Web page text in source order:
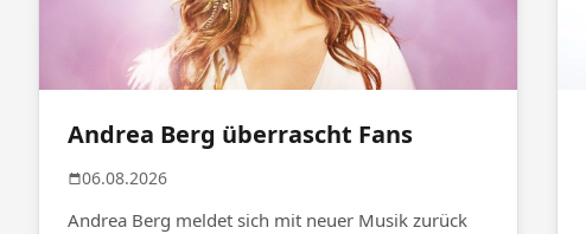
Andrea Berg überrascht Fans
06.08.2026
Andrea Berg meldet sich mit neuer Musik zurück